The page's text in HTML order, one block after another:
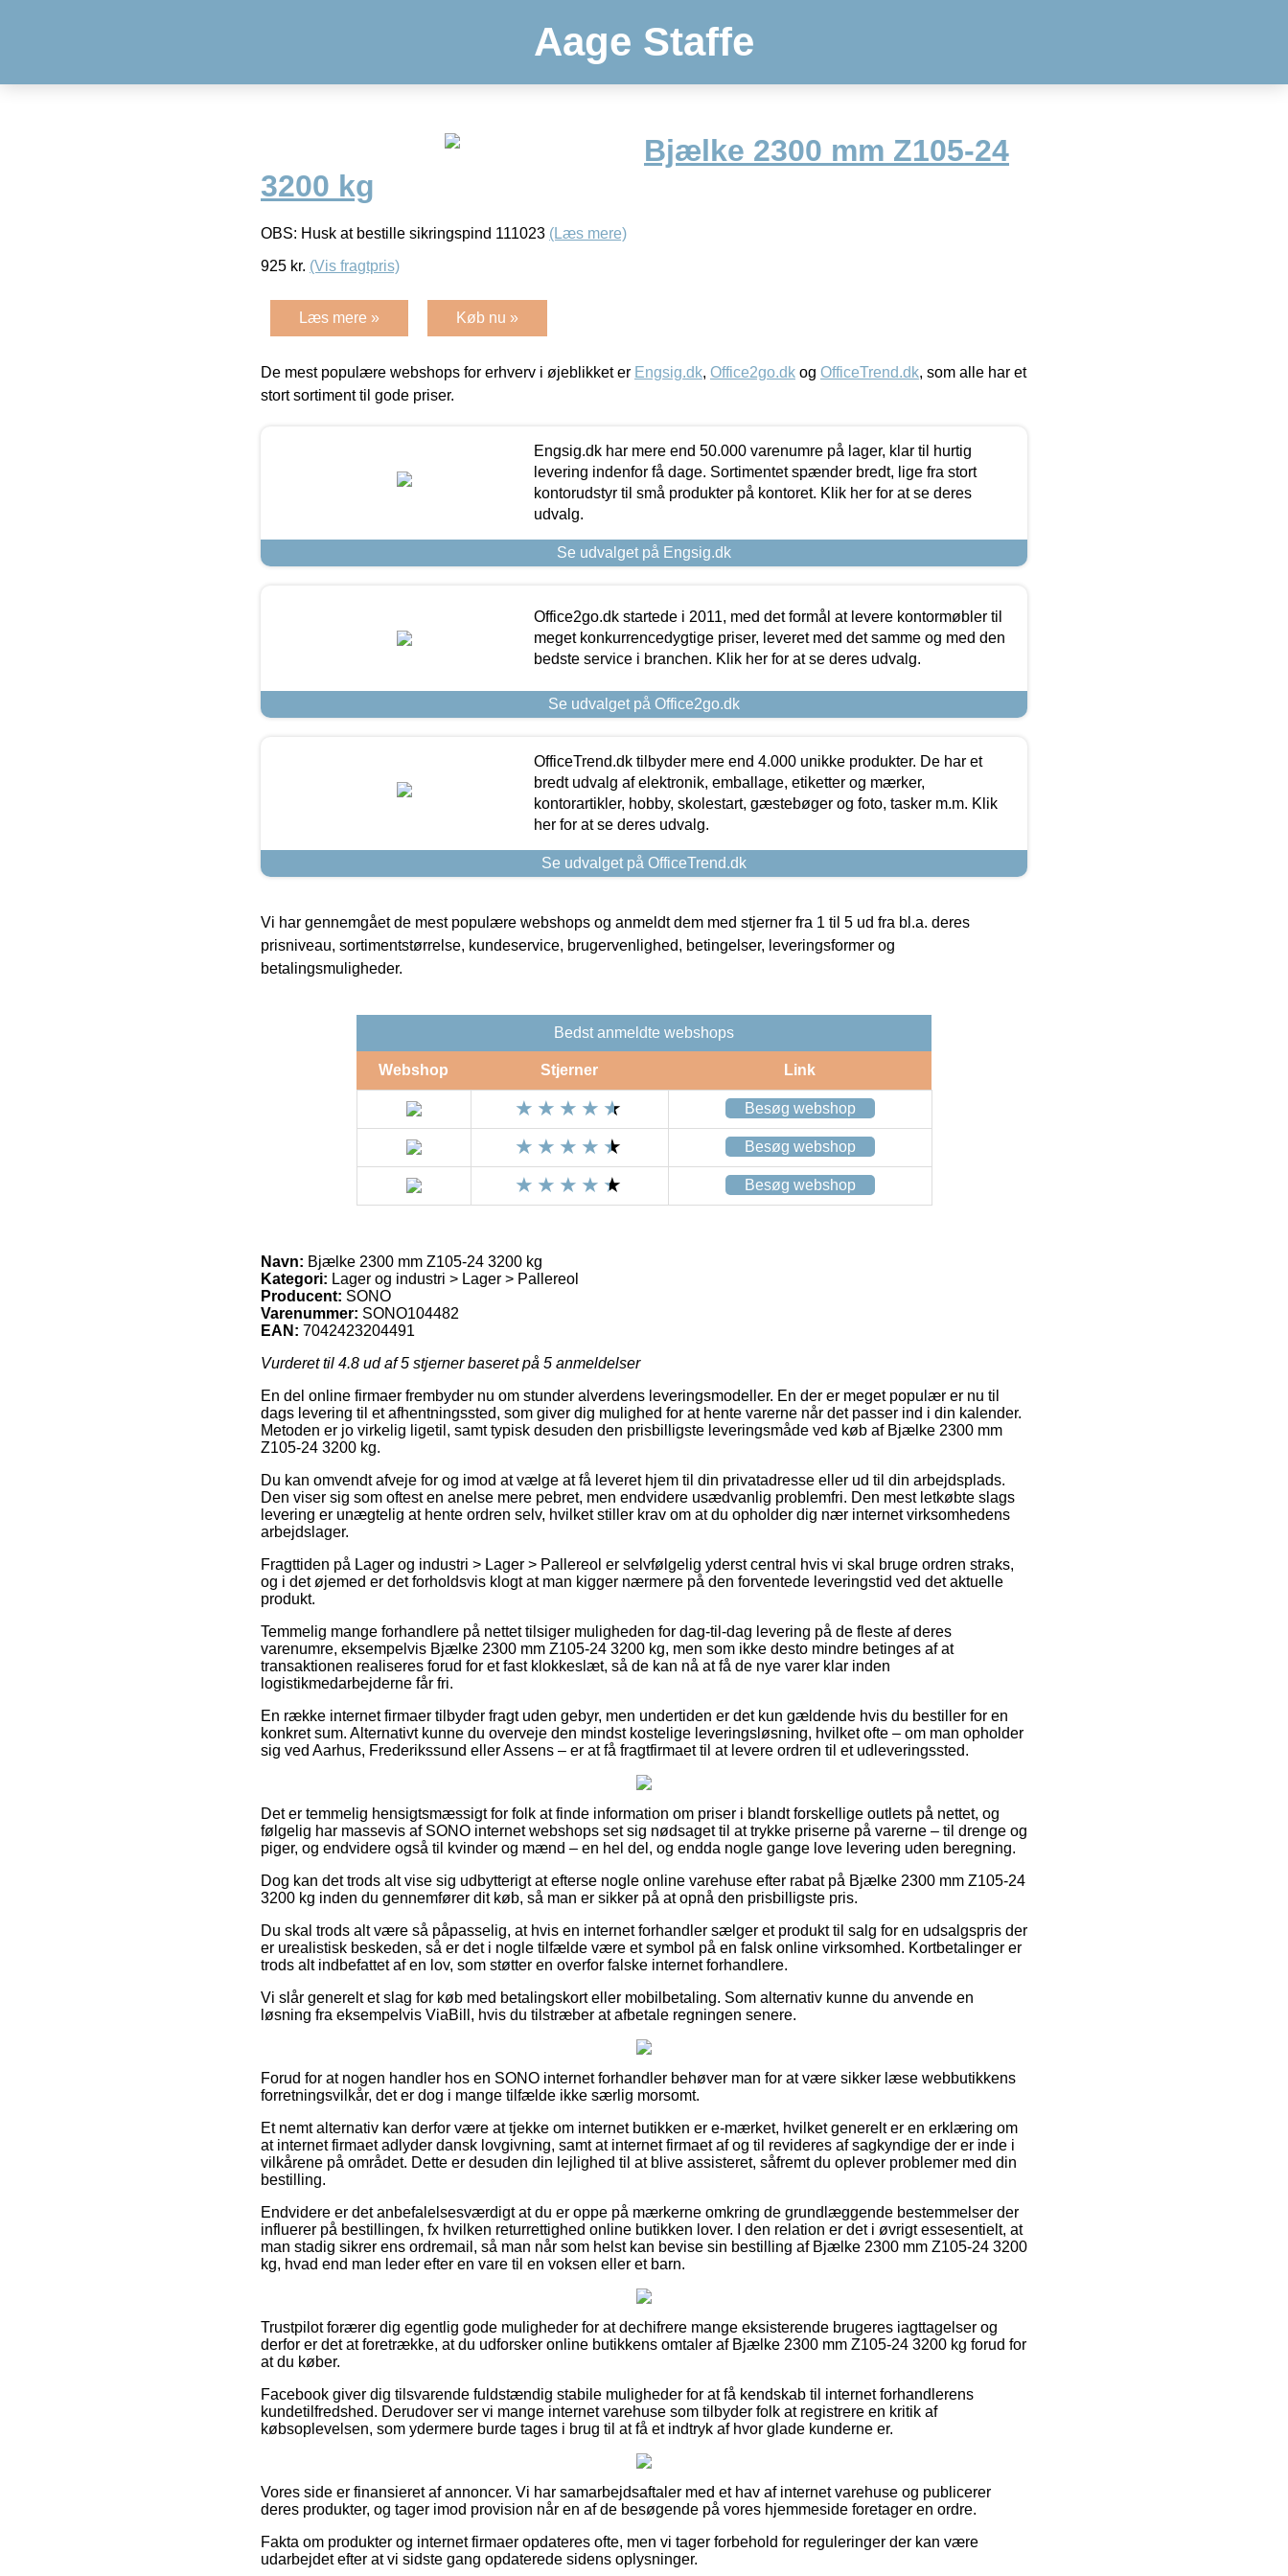
Aage Staffe
Bjælke 2300 mm Z105-24
3200 kg
OBS: Husk at bestille sikringspind 111023 (Læs mere)
925 kr. (Vis fragtpris)
Læs mere » Køb nu »
De mest populære webshops for erhverv i øjeblikket er Engsig.dk, Office2go.dk og OfficeTrend.dk, som alle har et
stort sortiment til gode priser.
Engsig.dk har mere end 50.000 varenumre på lager, klar til hurtig
levering indenfor få dage. Sortimentet spænder bredt, lige fra stort
kontorudstyr til små produkter på kontoret. Klik her for at se deres
udvalg.
Se udvalget på Engsig.dk
Office2go.dk startede i 2011, med det formål at levere kontormøbler til
meget konkurrencedygtige priser, leveret med det samme og med den
bedste service i branchen. Klik her for at se deres udvalg.
Se udvalget på Office2go.dk
OfficeTrend.dk tilbyder mere end 4.000 unikke produkter. De har et
bredt udvalg af elektronik, emballage, etiketter og mærker,
kontorartikler, hobby, skolestart, gæstebøger og foto, tasker m.m. Klik
her for at se deres udvalg.
Se udvalget på OfficeTrend.dk
Vi har gennemgået de mest populære webshops og anmeldt dem med stjerner fra 1 til 5 ud fra bl.a. deres
prisniveau, sortimentstørrelse, kundeservice, brugervenlighed, betingelser, leveringsformer og
betalingsmuligheder.
Bedst anmeldte webshops
Webshop Stjerner Link
Besøg webshop
Besøg webshop
Besøg webshop
Navn: Bjælke 2300 mm Z105-24 3200 kg
Kategori: Lager og industri > Lager > Pallereol
Producent: SONO
Varenummer: SONO104482
EAN: 7042423204491
Vurderet til 4.8 ud af 5 stjerner baseret på 5 anmeldelser
En del online firmaer frembyder nu om stunder alverdens leveringsmodeller. En der er meget populær er nu til
dags levering til et afhentningssted, som giver dig mulighed for at hente varerne når det passer ind i din kalender.
Metoden er jo virkelig ligetil, samt typisk desuden den prisbilligste leveringsmåde ved køb af Bjælke 2300 mm
Z105-24 3200 kg.
Du kan omvendt afveje for og imod at vælge at få leveret hjem til din privatadresse eller ud til din arbejdsplads.
Den viser sig som oftest en anelse mere pebret, men endvidere usædvanlig problemfri. Den mest letkøbte slags
levering er unægtelig at hente ordren selv, hvilket stiller krav om at du opholder dig nær internet virksomhedens
arbejdslager.
Fragttiden på Lager og industri > Lager > Pallereol er selvfølgelig yderst central hvis vi skal bruge ordren straks,
og i det øjemed er det forholdsvis klogt at man kigger nærmere på den forventede leveringstid ved det aktuelle
produkt.
Temmelig mange forhandlere på nettet tilsiger muligheden for dag-til-dag levering på de fleste af deres
varenumre, eksempelvis Bjælke 2300 mm Z105-24 3200 kg, men som ikke desto mindre betinges af at
transaktionen realiseres forud for et fast klokkeslæt, så de kan nå at få de nye varer klar inden
logistikmedarbejderne får fri.
En række internet firmaer tilbyder fragt uden gebyr, men undertiden er det kun gældende hvis du bestiller for en
konkret sum. Alternativt kunne du overveje den mindst kostelige leveringsløsning, hvilket ofte – om man opholder
sig ved Aarhus, Frederikssund eller Assens – er at få fragtfirmaet til at levere ordren til et udleveringssted.
Det er temmelig hensigtsmæssigt for folk at finde information om priser i blandt forskellige outlets på nettet, og
følgelig har massevis af SONO internet webshops set sig nødsaget til at trykke priserne på varerne – til drenge og
piger, og endvidere også til kvinder og mænd – en hel del, og endda nogle gange love levering uden beregning.
Dog kan det trods alt vise sig udbytterigt at efterse nogle online varehuse efter rabat på Bjælke 2300 mm Z105-24
3200 kg inden du gennemfører dit køb, så man er sikker på at opnå den prisbilligste pris.
Du skal trods alt være så påpasselig, at hvis en internet forhandler sælger et produkt til salg for en udsalgspris der
er urealistisk beskeden, så er det i nogle tilfælde være et symbol på en falsk online virksomhed. Kortbetalinger er
trods alt indbefattet af en lov, som støtter en overfor falske internet forhandlere.
Vi slår generelt et slag for køb med betalingskort eller mobilbetaling. Som alternativ kunne du anvende en
løsning fra eksempelvis ViaBill, hvis du tilstræber at afbetale regningen senere.
Forud for at nogen handler hos en SONO internet forhandler behøver man for at være sikker læse webbutikkens
forretningsvilkår, det er dog i mange tilfælde ikke særlig morsomt.
Et nemt alternativ kan derfor være at tjekke om internet butikken er e-mærket, hvilket generelt er en erklæring om
at internet firmaet adlyder dansk lovgivning, samt at internet firmaet af og til revideres af sagkyndige der er inde i
vilkårene på området. Dette er desuden din lejlighed til at blive assisteret, såfremt du oplever problemer med din
bestilling.
Endvidere er det anbefalelsesværdigt at du er oppe på mærkerne omkring de grundlæggende bestemmelser der
influerer på bestillingen, fx hvilken returrettighed online butikken lover. I den relation er det i øvrigt essesentielt, at
man stadig sikrer ens ordremail, så man når som helst kan bevise sin bestilling af Bjælke 2300 mm Z105-24 3200
kg, hvad end man leder efter en vare til en voksen eller et barn.
Trustpilot forærer dig egentlig gode muligheder for at dechifrere mange eksisterende brugeres iagttagelser og
derfor er det at foretrække, at du udforsker online butikkens omtaler af Bjælke 2300 mm Z105-24 3200 kg forud for
at du køber.
Facebook giver dig tilsvarende fuldstændig stabile muligheder for at få kendskab til internet forhandlerens
kundetilfredshed. Derudover ser vi mange internet varehuse som tilbyder folk at registrere en kritik af
købsoplevelsen, som ydermere burde tages i brug til at få et indtryk af hvor glade kunderne er.
Vores side er finansieret af annoncer. Vi har samarbejdsaftaler med et hav af internet varehuse og publicerer
deres produkter, og tager imod provision når en af de besøgende på vores hjemmeside foretager en ordre.
Fakta om produkter og internet firmaer opdateres ofte, men vi tager forbehold for reguleringer der kan være
udarbejdet efter at vi sidste gang opdaterede sidens oplysninger.